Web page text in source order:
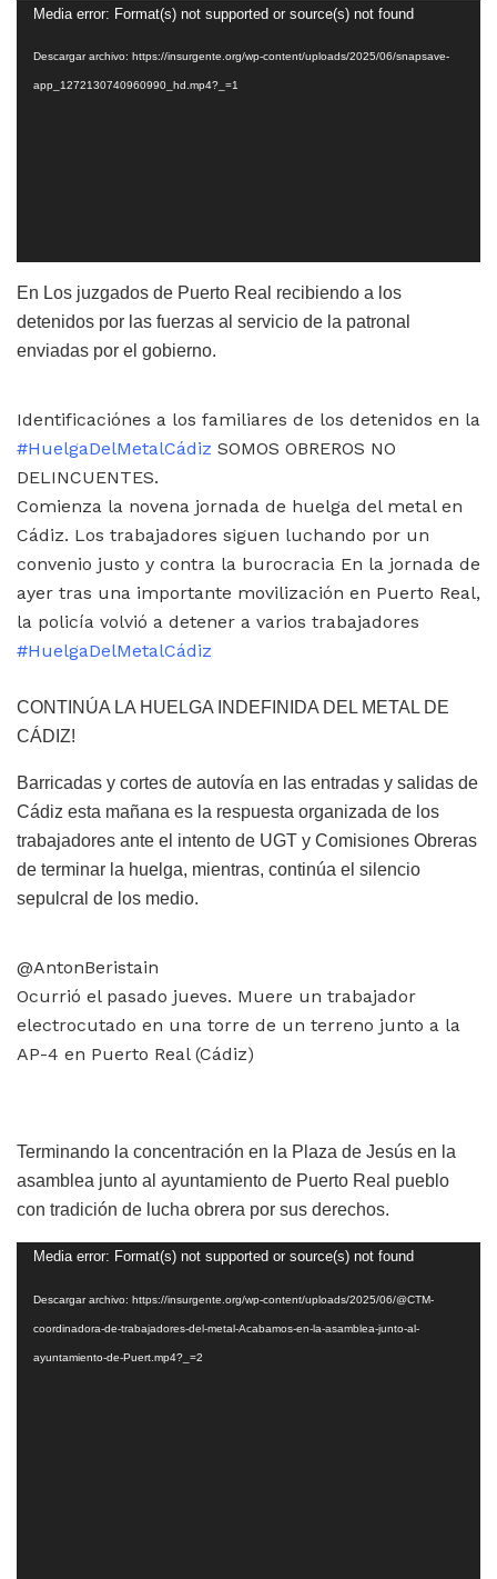
Reproductor
Media error: Format(s) not supported or source(s) not found
Descargar archivo: https://insurgente.org/wp-content/uploads/2025/06/snapsave-
app_1272130740960990_hd.mp4?_=1
En Los juzgados de Puerto Real recibiendo a los
detenidos por las fuerzas al servicio de la patronal
enviadas por el gobierno.
Identificaciónes a los familiares de los detenidos en la
#HuelgaDelMetalCádiz SOMOS OBREROS NO
DELINCUENTES.
Comienza la novena jornada de huelga del metal en
Cádiz. Los trabajadores siguen luchando por un
convenio justo y contra la burocracia En la jornada de
ayer tras una importante movilización en Puerto Real,
la policía volvió a detener a varios trabajadores
#HuelgaDelMetalCádiz
CONTINÚA LA HUELGA INDEFINIDA DEL METAL DE
CÁDIZ!
Barricadas y cortes de autovía en las entradas y salidas de
Cádiz esta mañana es la respuesta organizada de los
trabajadores ante el intento de UGT y Comisiones Obreras
de terminar la huelga, mientras, continúa el silencio
sepulcral de los medio.
@AntonBeristain
Ocurrió el pasado jueves. Muere un trabajador
electrocutado en una torre de un terreno junto a la
AP-4 en Puerto Real (Cádiz)
Terminando la concentración en la Plaza de Jesús en la
asamblea junto al ayuntamiento de Puerto Real pueblo
con tradición de lucha obrera por sus derechos.
Reproductor
Media error: Format(s) not supported or source(s) not found
Descargar archivo: https://insurgente.org/wp-content/uploads/2025/06/@CTM-
coordinadora-de-trabajadores-del-metal-Acabamos-en-la-asamblea-junto-al-
ayuntamiento-de-Puert.mp4?_=2